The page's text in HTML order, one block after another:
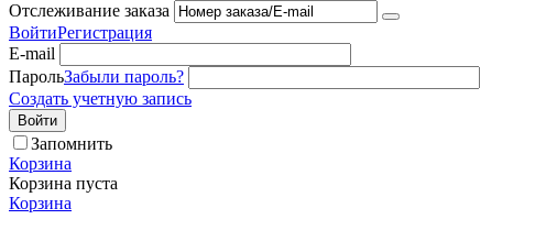
Отслеживание заказа
ВойтиРегистрация
E-mail
ПарольЗабыли пароль?
Создать учетную запись
Войти
Запомнить
Корзина
Корзина пуста
Корзина